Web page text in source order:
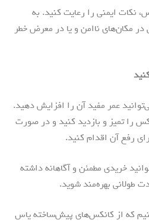
نکات ایمنی را رعایت کنید. به
در مکان‌های ناامن و یا در معرض خطر
عمر مفید آن را افزایش دهید.
را تمیز و بازدید کنید و در صورت
رفع آن اقدام کنید.
خریدی مطمئن و آگاهانه داشته
طولانی بهره‌مند شوید.
که از کانکس‌های پیش‌ساخته یاس